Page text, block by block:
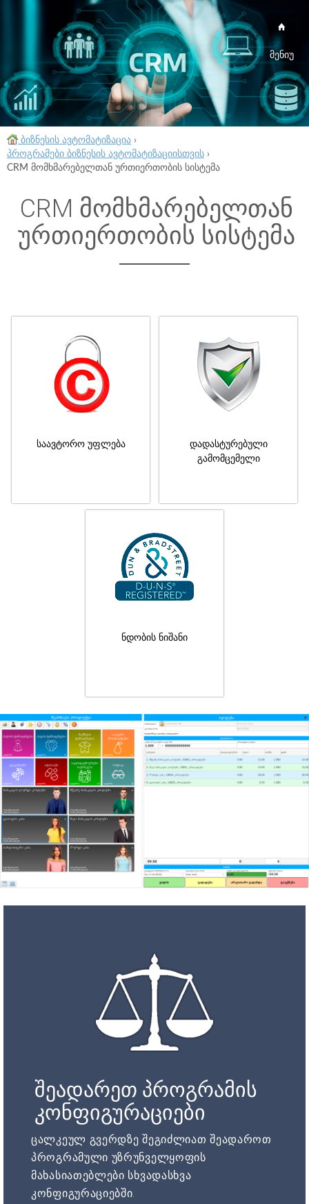
მენიუ
ბიზნესის ავტომატიზაცია ›
პროგრამები ბიზნესის ავტომატიზაციისთვის ›
CRM მომხმარებელთან ურთიერთობის სისტემა
CRM მომხმარებელთან
ურთიერთობის სისტემა
საავტორო უფლება
დადასტურებული
გამომცემელი
ნდობის ნიშანი
შეადარეთ პროგრამის
კონფიგურაციები
ცალკეულ გვერდზე შეგიძლიათ შეადაროთ
პროგრამული უზრუნველყოფის
მახასიათებლები სხვადასხვა
კონფიგურაციებში.